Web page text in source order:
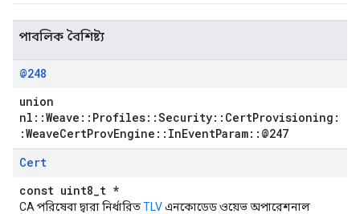
পাবলিক বৈশিষ্ট্য
@248
union
nl::Weave::Profiles::Security::CertProvisioning:
:WeaveCertProvEngine::InEventParam::@247
Cert
const uint8_t *
CA পরিষেবা দ্বারা নির্ধারিতTLVএনকোডেড ওয়েভ অপারেশনাল